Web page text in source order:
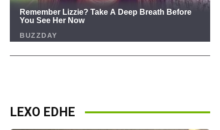
LEXO EDHE